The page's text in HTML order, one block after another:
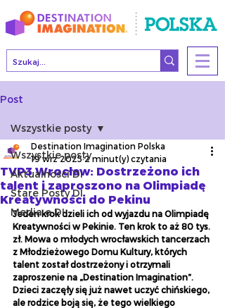
Post
Wszystkie posty
Aktualności DI
Stare Posty DI
Media o DI
Wszystkie posty
TVP3 Wrocław: Dostrzeżono ich
talent i zaproszono na Olimpiadę
Kreatywności do Pekinu
Destination Imagination Polska
19 wrz 2025 2 minut(y) czytania
Jeden krok dzieli ich od wyjazdu na Olimpiadę
Kreatywności w Pekinie. Ten krok to aż 80 tys.
zł. Mowa o młodych wrocławskich tancerzach
z Młodzieżowego Domu Kultury, których
talent został dostrzeżony i otrzymali
zaproszenie na „Destination Imagination”.
Dzieci zaczęły się już nawet uczyć chińskiego,
ale rodzice boją się, że tego wielkiego